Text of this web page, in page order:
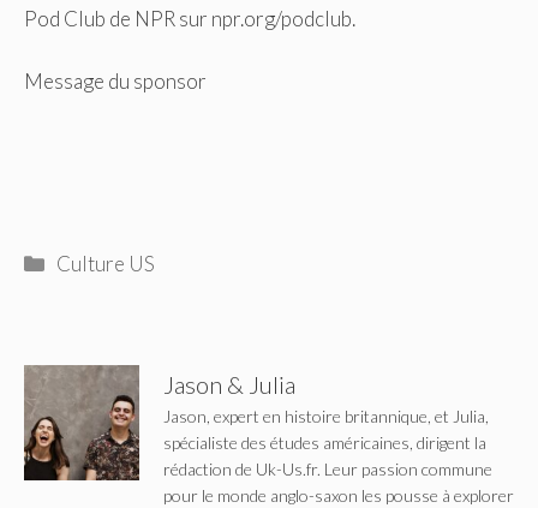
Pod Club de NPR sur npr.org/podclub.
Message du sponsor
Catégories
Culture US
Jason & Julia
Jason, expert en histoire britannique, et Julia,
spécialiste des études américaines, dirigent la
rédaction de Uk-Us.fr. Leur passion commune
pour le monde anglo-saxon les pousse à explorer